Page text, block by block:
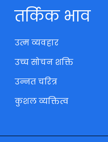
तर्किक भाव
उत्म व्यवहार
उच्च सोचन शक्ति
उन्नत चरित्र
कुशल व्यक्तित्व